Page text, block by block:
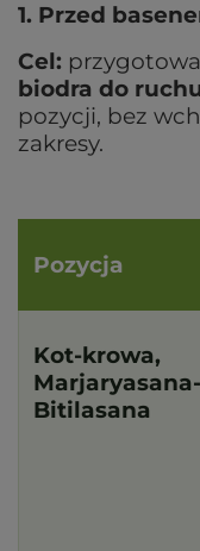
1. Przed
Cel:
biodra do
pozycji, bez
zakresy.
Pozycja
Kot-krowa,
Marjaryasana-
Bitilasana